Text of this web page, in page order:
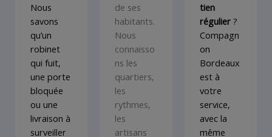
Nous
savons
qu’un
robinet
qui fuit,
une porte
bloquée
ou une
livraison à
surveiller
de ses
habitants.
Nous
connaisso
ns les
quartiers,
les
rythmes,
les
artisans
tien
régulier ?
Compagn
on
Bordeaux
est à
votre
service,
avec la
même